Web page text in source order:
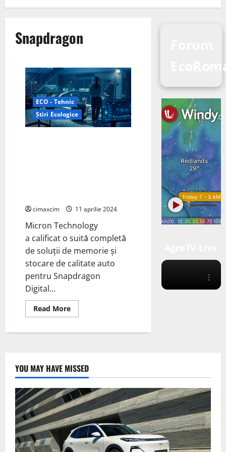
Snapdragon
ECO - Tehnic
Știri Ecologice
cimaxcim 11 aprilie 2024
Micron Technology
a calificat o suită completă
de soluții de memorie și
stocare de calitate auto
pentru Snapdragon
Digital...
Read MoreRead
more
Digital
Qualcomm
Technologies
Inc.,
un
set
cuprinzător
de
platforme
conectate
la
cloud
concepute
pentru
YOU MAY HAVE MISSED